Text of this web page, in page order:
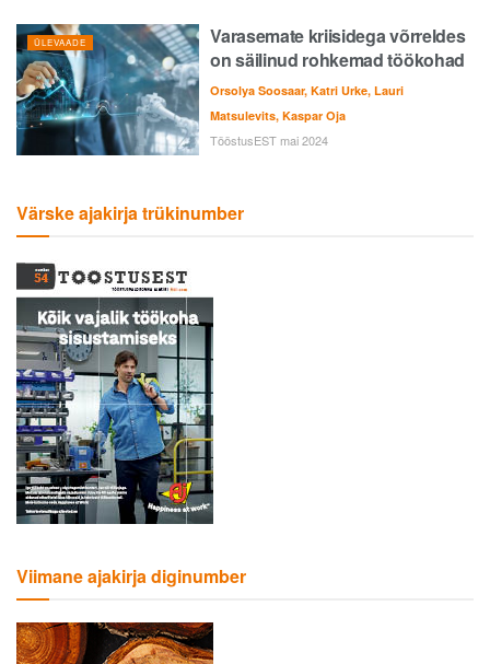
ÜLEVAADE
Varasemate kriisidega võrreldes
on säilinud rohkemad töökohad
Orsolya Soosaar, Katri Urke, Lauri
Matsulevits, Kaspar Oja
TööstusEST mai 2024
Värske ajakirja trükinumber
Viimane ajakirja diginumber